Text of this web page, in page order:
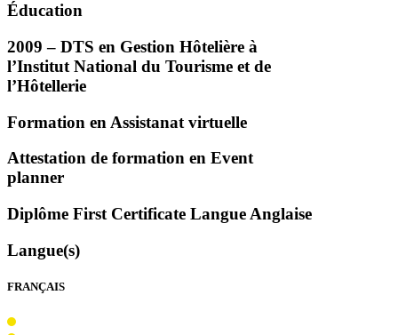
Éducation
2009 – DTS en Gestion Hôtelière à
l’Institut National du Tourisme et de
l’Hôtellerie
Formation en Assistanat virtuelle
Attestation de formation en Event
planner
Diplôme First Certificate Langue Anglaise
Langue(s)
FRANÇAIS